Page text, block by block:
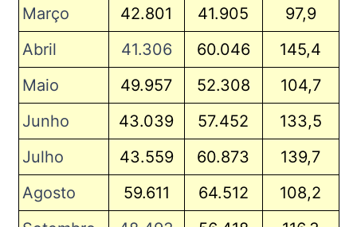
Março
42.801 41.905
97,9
Abril
41.306 60.046
145,4
Maio
49.957 52.308
104,7
Junho
43.039 57.452
133,5
Julho
43.559 60.873
139,7
Agosto
59.611 64.512
108,2